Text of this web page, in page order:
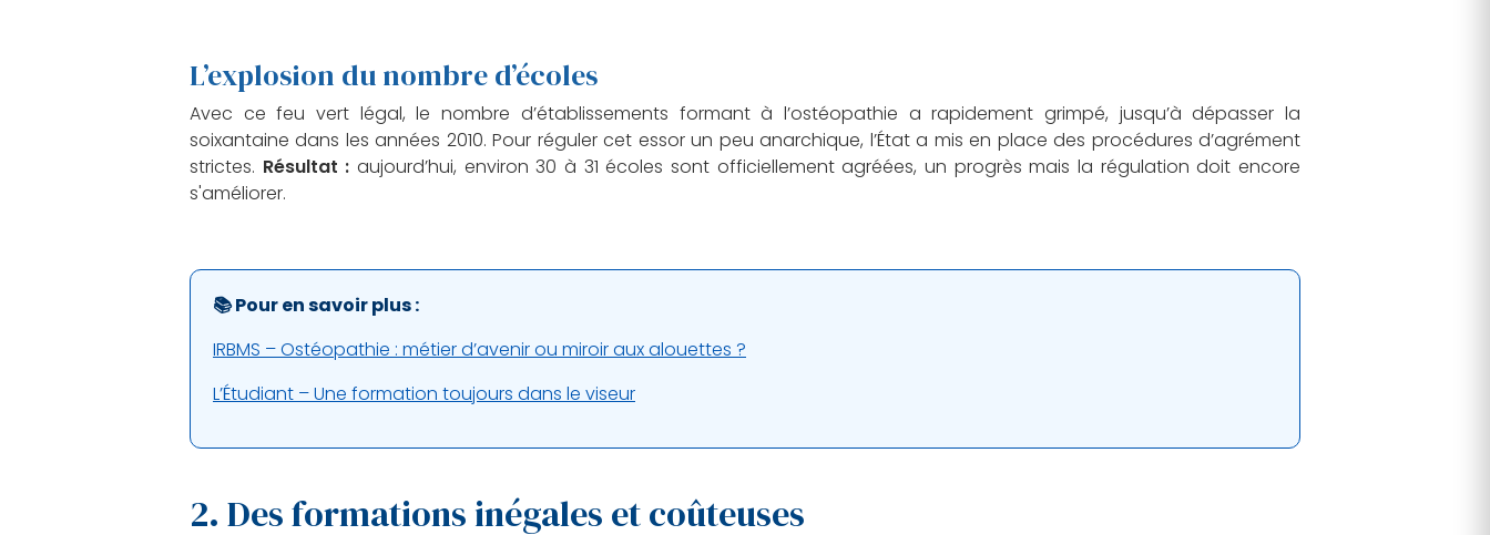
L’explosion du nombre d’écoles
Avec ce feu vert légal, le nombre d’établissements formant à l’ostéopathie a rapidement grimpé, jusqu’à dépasser la
soixantaine dans les années 2010. Pour réguler cet essor un peu anarchique, l’État a mis en place des procédures d’agrément
strictes. Résultat : aujourd’hui, environ 30 à 31 écoles sont officiellement agréées, un progrès mais la régulation doit encore
s'améliorer.
📚 Pour en savoir plus :
IRBMS – Ostéopathie : métier d’avenir ou miroir aux alouettes ?
L’Étudiant – Une formation toujours dans le viseur
2. Des formations inégales et coûteuses